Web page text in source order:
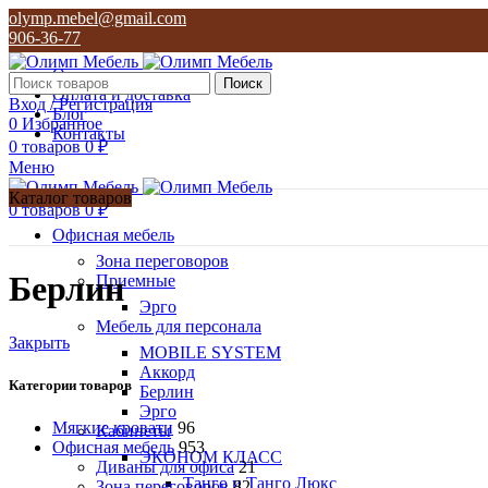
olymp.mebel@gmail.com
906-36-77
О нас
Оплата и доставка
Блог
Контакты
Поиск
Вход / Регистрация
0 Избранное
0 товаров 0₽
Меню
0товаров 0₽
Каталог товаров
Офисная мебель
Зона переговоров
Приемные
Эрго
Мебель для персонала
MOBILE SYSTEM
Аккорд
Берлин
Эрго
Кабинеты
ЭКОНОМ КЛАСС
Танго и Танго Люкс
Берлин
Закрыть
Категории товаров
Мягкие кровати 96
Офисная мебель 953
Диваны для офиса 21